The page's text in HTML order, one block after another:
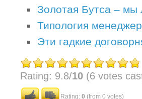
Золотая Бутса – мы
Типология
Эти гадкие
Rating: 9.8/10 (6 votes
Rating: 0 (from 0 votes)